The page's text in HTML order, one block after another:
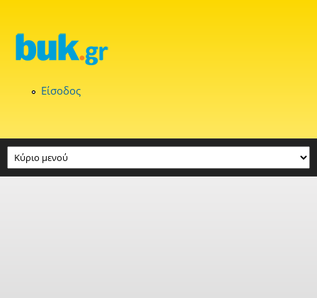
Είσοδος